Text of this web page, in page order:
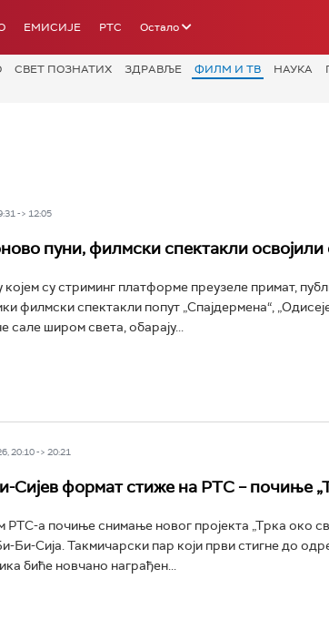
ЕМИСИЈЕ РТС Остало
СВЕТ ПОЗНАТИХ ЗДРАВЉЕ ФИЛМ И ТВ НАУКА
-> 12:05
пуни, филмски спектакли освојили
су стриминг платформе преузеле примат,
филмски спектакли попут „Спајдермена“,
сале широм света, обарају...
20:10 -> 20:21
Сијев формат стиже на РТС – почиње
РТС-а почиње снимање новог пројекта „Трка око
Би-Сија. Такмичарски пар који први стигне до
биће новчано награђен...